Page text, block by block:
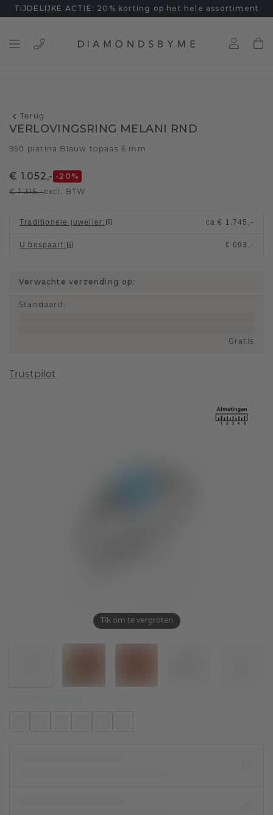
TIJDELIJKE ACTIE: 20% korting op het hele assortiment
Terug
Tik om te vergroten
VERLOVINGSRING MELANI RND
950 platina Blauw topaas 6 mm
€ 1.052,- -20 %
€ 1.315,-excl. BTW
Traditionele juwelier: ca.€ 1.745,-
U bespaart: € 693,-
Verwachte verzending op:
Standaard :
Gratis
Trustpilot